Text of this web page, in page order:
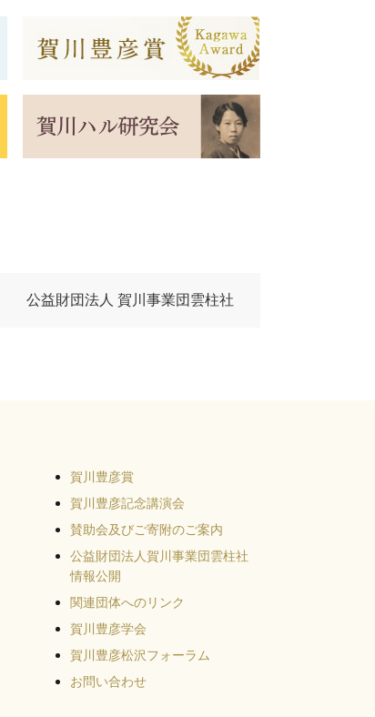
公益財団法人 賀川事業団雲柱社
賀川豊彦賞
賀川豊彦記念講演会
賛助会及びご寄附のご案内
公益財団法人賀川事業団雲柱社
情報公開
関連団体へのリンク
賀川豊彦学会
賀川豊彦松沢フォーラム
お問い合わせ